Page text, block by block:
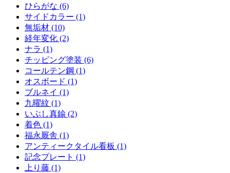
ひらがな (6)
サイドカラー (1)
無垢材 (10)
経年変化 (2)
ナラ (1)
チッピング塗装 (6)
コールテン鋼 (1)
オスボード (1)
ブルネイ (1)
九曜紋 (1)
いぶし真鍮 (2)
着色 (1)
福永厩舎 (1)
アンティークタイル看板 (1)
記念プレート (1)
上り藤 (1)